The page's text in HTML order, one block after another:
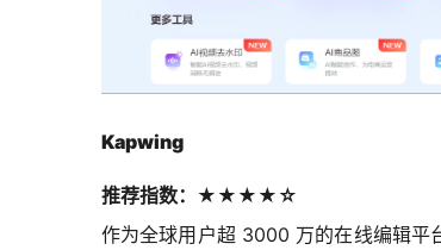
Kapwing
推荐指数：★★★★☆
作为全球用户超 3000 万的在线编辑